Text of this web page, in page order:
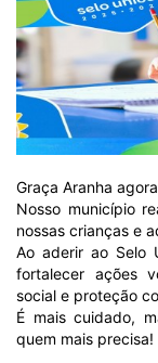
Graça Aranha
Nosso município
nossas crianças e
Ao aderir ao Selo
fortalecer ações
social e proteção
É mais cuidado,
quem mais precisa!